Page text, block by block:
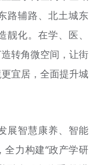
路辅路、北土城东
化。在学、医、
转角微空间，让街
宜居，全面提升城
展智慧康养、智能
全力构建“政产学研